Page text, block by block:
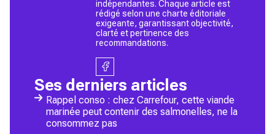
indépendantes. Chaque article est
rédigé selon une charte éditoriale
exigeante, garantissant objectivité,
clarté et pertinence des
recommandations.
Ses derniers articles
Rappel conso : chez Carrefour, cette viande
marinée peut contenir des salmonelles, ne la
consommez pas